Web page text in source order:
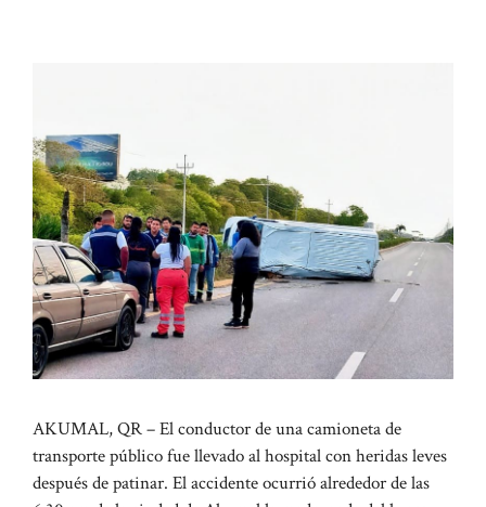
AKUMAL, QR – El conductor de una camioneta de
transporte público fue llevado al hospital con heridas leves
después de patinar. El accidente ocurrió alrededor de las